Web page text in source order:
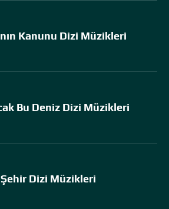
Kanunu Dizi Müzikleri
Bu Deniz Dizi Müzikleri
Dizi Müzikleri